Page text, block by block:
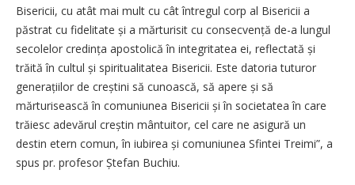
Bisericii, cu atât mai mult cu cât întregul corp al Bisericii a
păstrat cu fidelitate și a mărturisit cu consecvență de-a lungul
secolelor credința apostolică în integritatea ei, reflectată și
trăită în cultul și spiritualitatea Bisericii. Este datoria tuturor
generațiilor de creștini să cunoască, să apere și să
mărturisească în comuniunea Bisericii și în societatea în care
trăiesc adevărul creștin mântuitor, cel care ne asigură un
destin etern comun, în iubirea și comuniunea Sfintei Treimi”, a
spus pr. profesor Ștefan Buchiu.